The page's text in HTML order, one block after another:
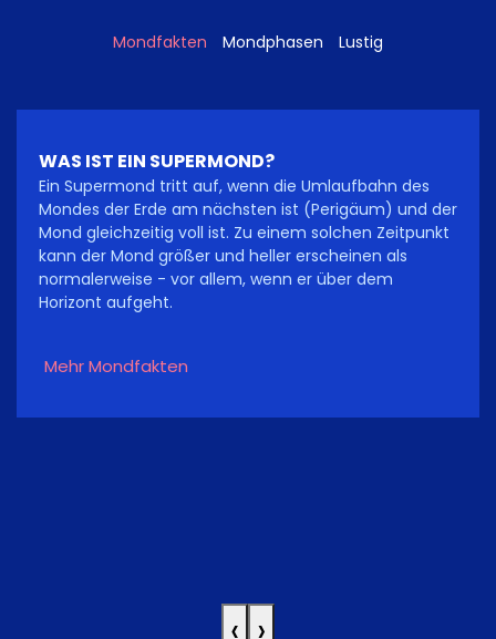
Mondfakten Mondphasen Lustig
WAS IST EIN SUPERMOND?
Ein Supermond tritt auf, wenn die Umlaufbahn des
Mondes der Erde am nächsten ist (Perigäum) und der
Mond gleichzeitig voll ist. Zu einem solchen Zeitpunkt
kann der Mond größer und heller erscheinen als
normalerweise - vor allem, wenn er über dem
Horizont aufgeht.
Mehr Mondfakten